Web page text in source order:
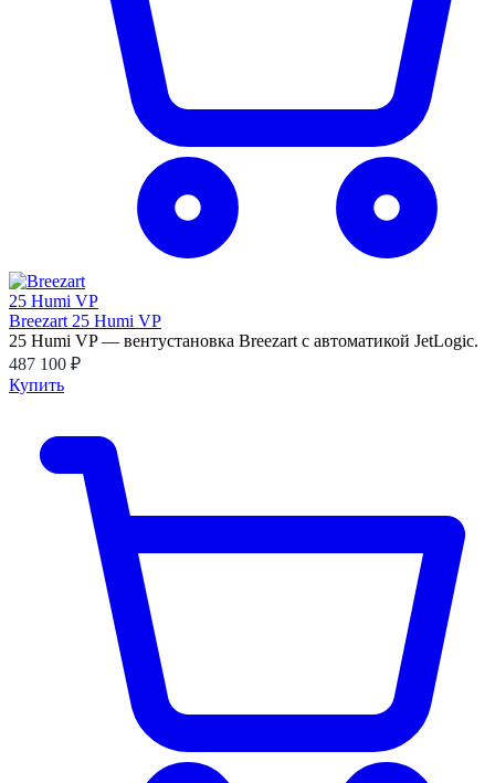
Breezart 25 Humi VP
25 Humi VP — вентустановка Breezart с автоматикой JetLogic.
487 100 ₽
Купить